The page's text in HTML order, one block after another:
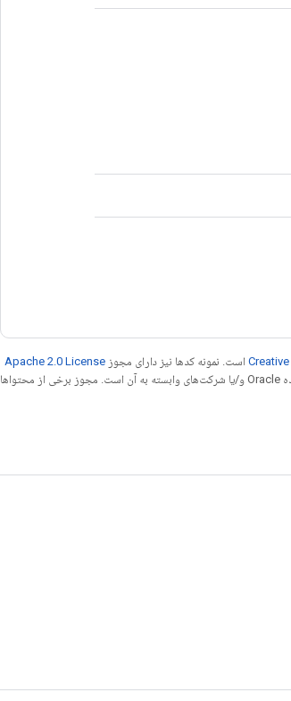
است. نمونه کدها نیز دارای مجوز Apache 2.0 License
مراجعه کنید. جاوا علامت تجاری ثبت‌شده Oracle و/یا شرکت‌های وابسته به آن است. مجوز برخی از محتواها